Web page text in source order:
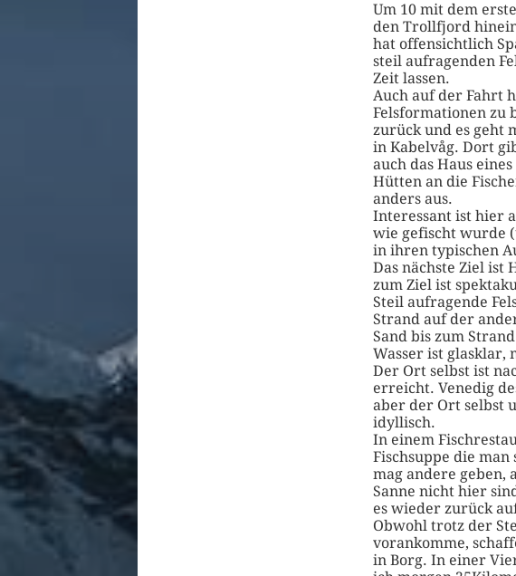
Um 10 mit dem
den Trollfjord
hat offensichtlich
steil aufragenden
Zeit lassen.
Auch auf der Fahrt
Felsformationen zu
zurück und es geht
in Kabelvåg. Dort
auch das Haus
Hütten an die
anders aus.
Interessant ist hier
wie gefischt wurde
in ihren typischen
Das nächste Ziel ist
zum Ziel ist
Steil aufragende
Strand auf der
Sand bis zum
Wasser ist
Der Ort selbst ist
erreicht. Venedig
aber der Ort selbst
idyllisch.
In einem
Fischsuppe die
mag andere geben,
Sanne nicht hier
es wieder zurück
Obwohl trotz der
vorankomme,
in Borg. In einer